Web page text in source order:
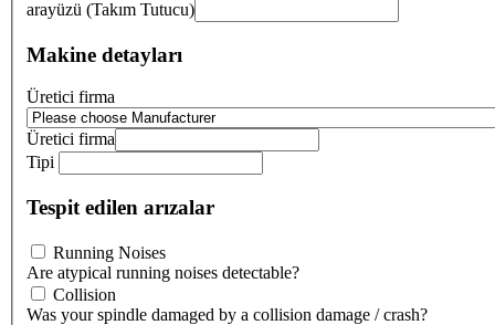
arayüzü (Takım Tutucu)
Makine detayları
Üretici firma
Üretici firma
Tipi
Tespit edilen arızalar
Running Noises
Are atypical running noises detectable?
Collision
Was your spindle damaged by a collision damage / crash?